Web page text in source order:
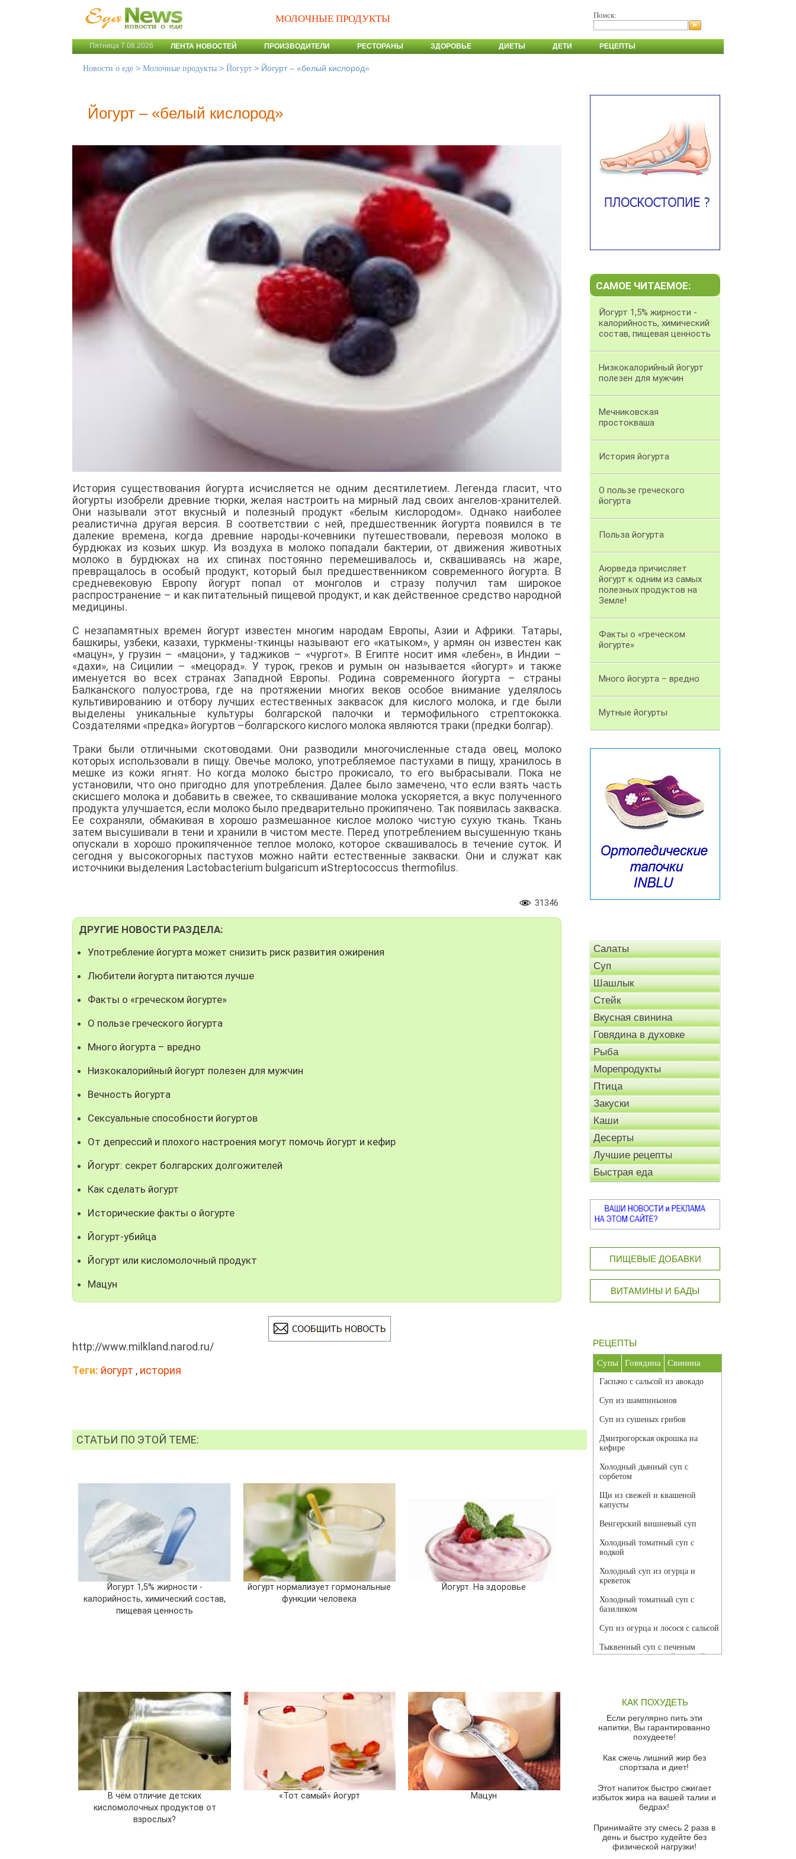
МОЛОЧНЫЕ ПРОДУКТЫ Поиск:
Пятница 7.08.2026 ЛЕНТА НОВОСТЕЙ ПРОИЗВОДИТЕЛИ РЕСТОРАНЫ ЗДОРОВЬЕ ДИЕТЫ ДЕТИ РЕЦЕПТЫ
Новости о еде > Молочные продукты > Йогурт > Йогурт – «белый кислород»
Йогурт – «белый кислород»
История существования йогурта исчисляется не одним десятилетием. Легенда гласит, что
йогурты изобрели древние тюрки, желая настроить на мирный лад своих ангелов-хранителей.
Они называли этот вкусный и полезный продукт «белым кислородом». Однако наиболее
реалистична другая версия. В соответствии с ней, предшественник йогурта появился в те
далекие времена, когда древние народы-кочевники путешествовали, перевозя молоко в
бурдюках из козьих шкур. Из воздуха в молоко попадали бактерии, от движения животных
молоко в бурдюках на их спинах постоянно перемешивалось и, сквашиваясь на жаре,
превращалось в особый продукт, который был предшественником современного йогурта. В
средневековую Европу йогурт попал от монголов и стразу получил там широкое
распространение – и как питательный пищевой продукт, и как действенное средство народной
медицины.
С незапамятных времен йогурт известен многим народам Европы, Азии и Африки. Татары,
башкиры, узбеки, казахи, туркмены-ткинцы называют его «катыком», у армян он известен как
«мацун», у грузин – «мацони», у таджиков – «чургот». В Египте носит имя «лебен», в Индии –
«дахи», на Сицилии – «мецорад». У турок, греков и румын он называется «йогурт» и также
именуется во всех странах Западной Европы. Родина современного йогурта – страны
Балканского полуострова, где на протяжении многих веков особое внимание уделялось
культивированию и отбору лучших естественных заквасок для кислого молока, и где были
выделены уникальные культуры болгарской палочки и термофильного стрептококка.
Создателями «предка» йогуртов –болгарского кислого молока являются траки (предки болгар).
Траки были отличными скотоводами. Они разводили многочисленные стада овец, молоко
которых использовали в пищу. Овечье молоко, употребляемое пастухами в пищу, хранилось в
мешке из кожи ягнят. Но когда молоко быстро прокисало, то его выбрасывали. Пока не
установили, что оно пригодно для употребления. Далее было замечено, что если взять часть
скисшего молока и добавить в свежее, то сквашивание молока ускоряется, а вкус полученного
продукта улучшается, если молоко было предварительно прокипячено. Так появилась закваска.
Ее сохраняли, обмакивая в хорошо размешанное кислое молоко чистую сухую ткань. Ткань
затем высушивали в тени и хранили в чистом месте. Перед употреблением высушенную ткань
опускали в хорошо прокипяченное теплое молоко, которое сквашивалось в течение суток. И
сегодня у высокогорных пастухов можно найти естественные закваски. Они и служат как
источники выделения Lactobacterium bulgaricum иStreptococcus thermofilus.
31346
ДРУГИЕ НОВОСТИ РАЗДЕЛА:
Употребление йогурта может снизить риск развития ожирения
Любители йогурта питаются лучше
Факты о «греческом йогурте»
О пользе греческого йогурта
Много йогурта – вредно
Низкокалорийный йогурт полезен для мужчин
Вечность йогурта
Сексуальные способности йогуртов
От депрессий и плохого настроения могут помочь йогурт и кефир
Йогурт: секрет болгарских долгожителей
Как сделать йогурт
Исторические факты о йогурте
Йогурт-убийца
Йогурт или кисломолочный продукт
Мацун
http://www.milkland.narod.ru/
Теги: йогурт , история
СТАТЬИ ПО ЭТОЙ ТЕМЕ:
Йогурт 1,5% жирности -
калорийность, химический состав,
пищевая ценность
йогурт нормализует гормональные
функции человека
Йогурт. На здоровье
В чём отличие детских
кисломолочных продуктов от
взрослых?
«Тот самый» йогурт Мацун
САМОЕ ЧИТАЕМОЕ:
Йогурт 1,5% жирности -
калорийность, химический
состав, пищевая ценность
Низкокалорийный йогурт
полезен для мужчин
Мечниковская
простокваша
История йогурта
О пользе греческого
йогурта
Польза йогурта
Аюрведа причисляет
йогурт к одним из самых
полезных продуктов на
Земле!
Факты о «греческом
йогурте»
Много йогурта – вредно
Мутные йогурты
Салаты
Суп
Шашлык
Стейк
Вкусная свинина
Говядина в духовке
Рыба
Морепродукты
Птица
Закуски
Каши
Десерты
Лучшие рецепты
Быстрая еда
ПИЩЕВЫЕ ДОБАВКИ
ВИТАМИНЫ И БАДЫ
РЕЦЕПТЫ
Супы Говядина Свинина
Гаспачо с сальсой из авокадо
Суп из шампиньонов
Суп из сушеных грибов
Дмитрогорская окрошка на
кефире
Холодный дынный суп с
сорбетом
Щи из свежей и квашеной
капусты
Венгерский вишневый суп
Холодный томатный суп с
водкой
Холодный суп из огурца и
креветок
Холодный томатный суп с
базиликом
Суп из огурца и лосося с сальсой
Тыквенный суп с печеным
чесноком и томатной сальсой
красного перца
Парижский луковый суп
Суп из спаржи и горошка с
Суп-крем из цветной капусты
Французский луковый суп
Суп из баклажанов с моцареллой
Грибной крем-суп с кростини с
козьим сыром
КАК ПОХУДЕТЬ
Если регулярно пить эти
напитки, Вы гарантированно
похудеете!
Как сжечь лишний жир без
спортзала и диет!
Этот напиток быстро сжигает
избыток жира на вашей талии и
бедрах!
Принимайте эту смесь 2 раза в
день и быстро худейте без
физической нагрузки!